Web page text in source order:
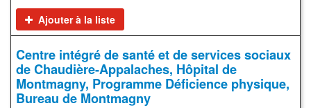
Ajouter à la liste
Centre intégré de santé et de services sociaux
de Chaudière-Appalaches, Hôpital de
Montmagny, Programme Déficience physique,
Bureau de Montmagny